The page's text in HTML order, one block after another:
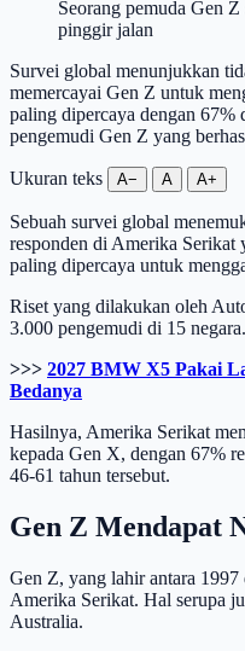
Seorang pemuda Gen
pinggir jalan
Survei global menunjukkan
memercayai Gen Z untuk
paling dipercaya dengan
pengemudi Gen Z yang
Ukuran teks A− A A+
Sebuah survei global
responden di Amerika Serikat
paling dipercaya untuk
Riset yang dilakukan oleh
3.000 pengemudi di 15 negara.
>>> 2027 BMW X5 Pakai
Bedanya
Hasilnya, Amerika Serikat
kepada Gen X, dengan 67%
46-61 tahun tersebut.
Gen Z Mendapat
Gen Z, yang lahir antara 1997
Amerika Serikat. Hal serupa
Australia.